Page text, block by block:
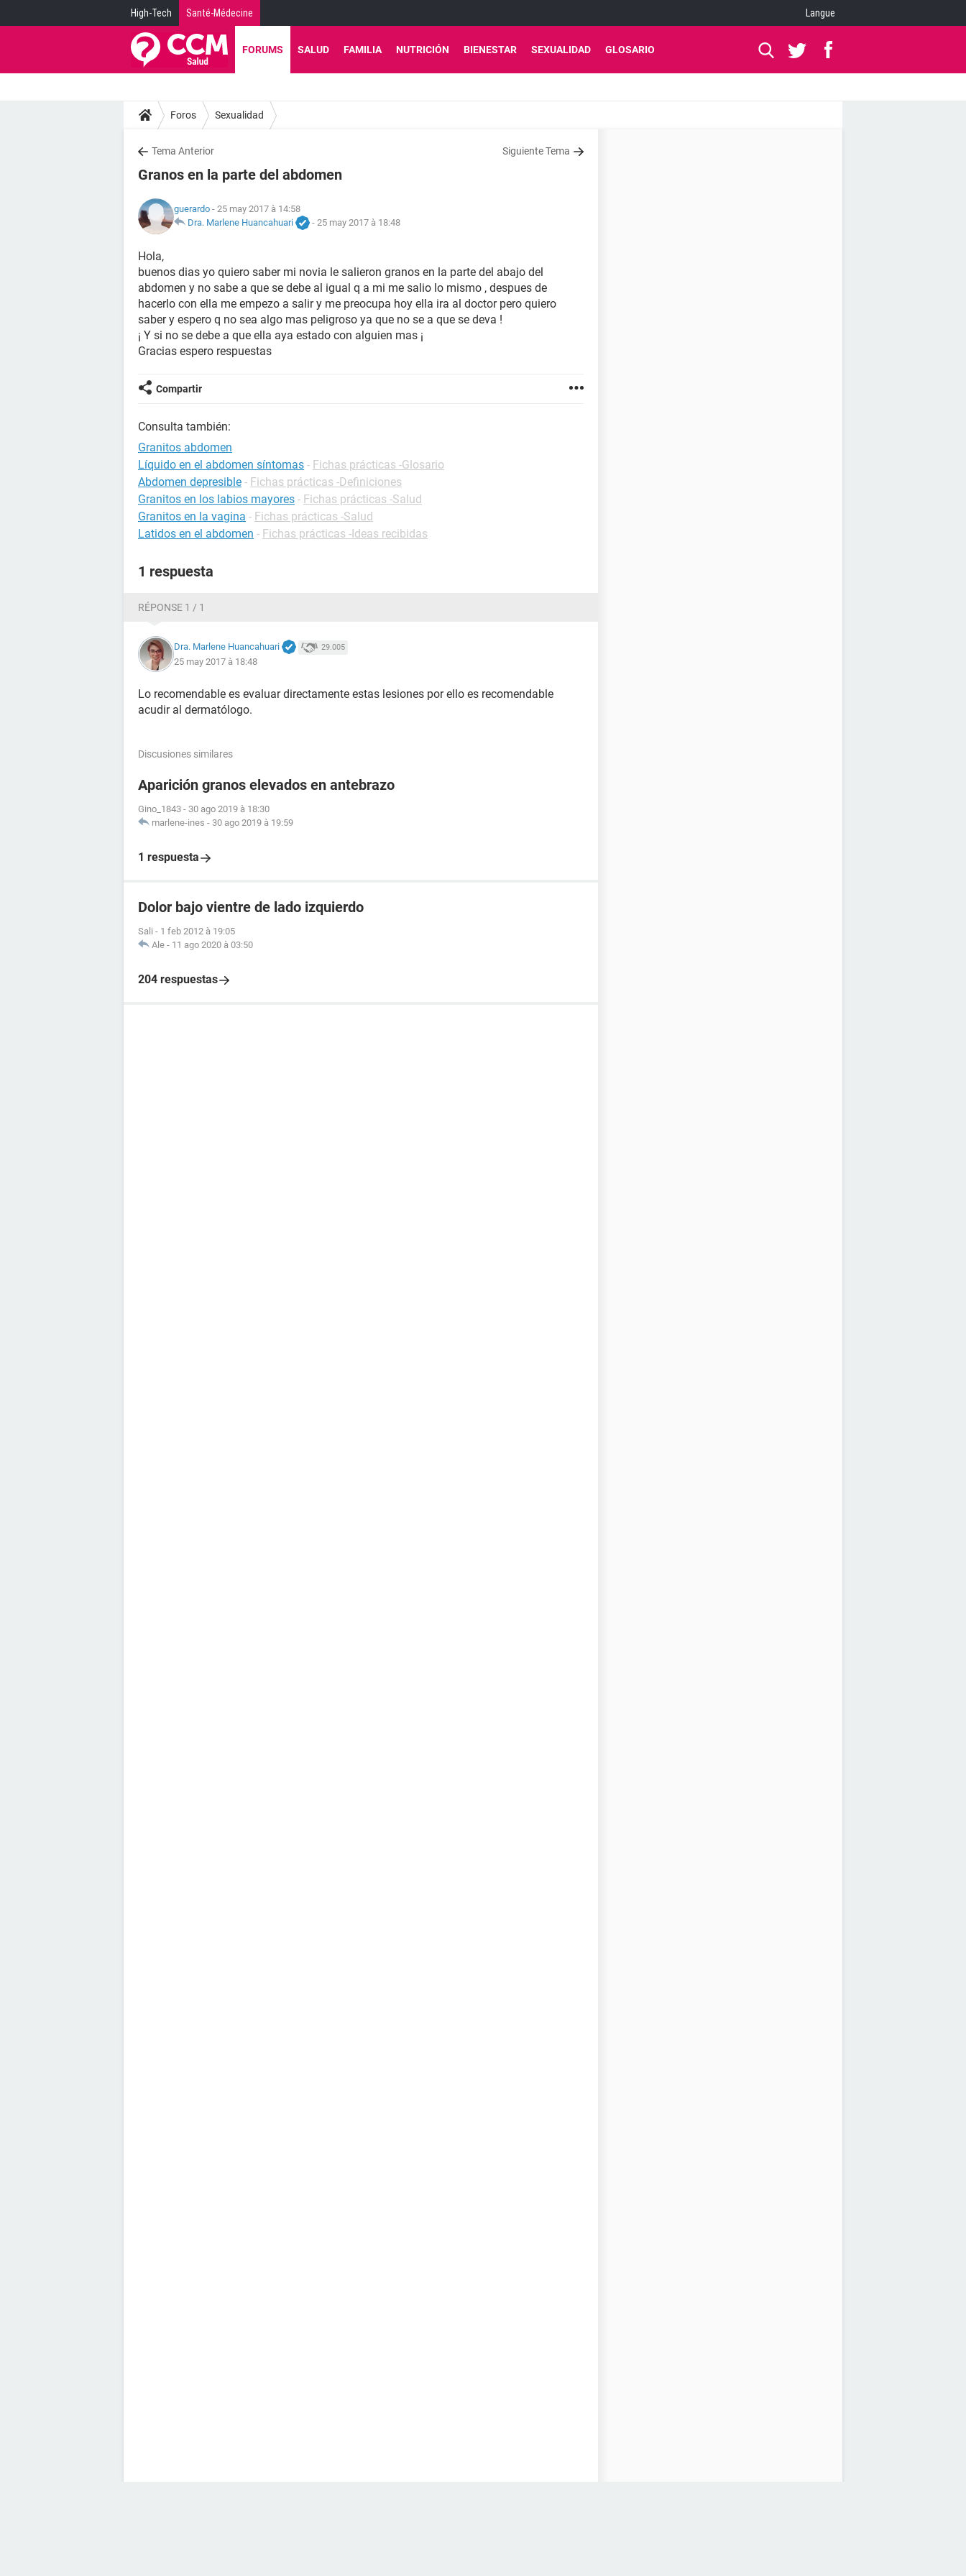
High-Tech Santé-Médecine Langue
FORUMS SALUD FAMILIA NUTRICIÓN BIENESTAR SEXUALIDAD GLOSARIO
Foros Sexualidad
Tema Anterior Siguiente Tema
Granos en la parte del abdomen
guerardo - 25 may 2017 à 14:58
Dra. Marlene Huancahuari
- 25 may 2017 à 18:48
Hola,
buenos dias yo quiero saber mi novia le salieron granos en la parte del abajo del
abdomen y no sabe a que se debe al igual q a mi me salio lo mismo , despues de
hacerlo con ella me empezo a salir y me preocupa hoy ella ira al doctor pero quiero
saber y espero q no sea algo mas peligroso ya que no se a que se deva !
¡ Y si no se debe a que ella aya estado con alguien mas ¡
Gracias espero respuestas
Compartir
Consulta también:
Granitos abdomen
Líquido en el abdomen síntomas - Fichas prácticas -Glosario
Abdomen depresible - Fichas prácticas -Definiciones
Granitos en los labios mayores - Fichas prácticas -Salud
Granitos en la vagina - Fichas prácticas -Salud
Latidos en el abdomen - Fichas prácticas -Ideas recibidas
1 respuesta
RÉPONSE 1 / 1
Dra. Marlene Huancahuari 29.005
25 may 2017 à 18:48
Lo recomendable es evaluar directamente estas lesiones por ello es recomendable
acudir al dermatólogo.
Discusiones similares
Aparición granos elevados en antebrazo
Gino_1843 - 30 ago 2019 à 18:30
marlene-ines - 30 ago 2019 à 19:59
1 respuesta
Dolor bajo vientre de lado izquierdo
Sali - 1 feb 2012 à 19:05
Ale - 11 ago 2020 à 03:50
204 respuestas